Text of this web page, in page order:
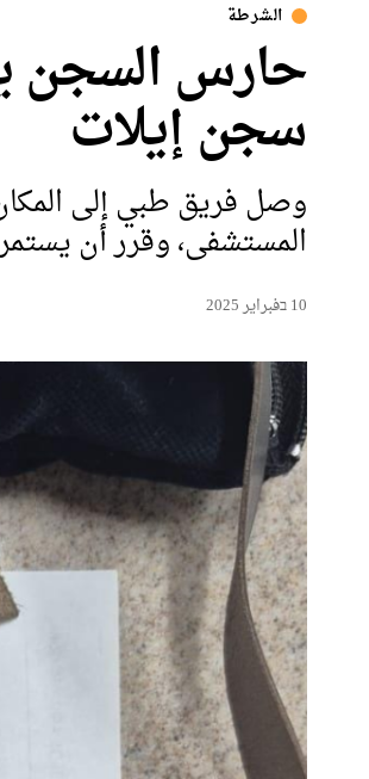
الشرطة
حارس السجن
سجن إيلات
وصل فريق طبي إلى المكان
المستشفى، وقرر أن يستمر
10 בفبراير 2025